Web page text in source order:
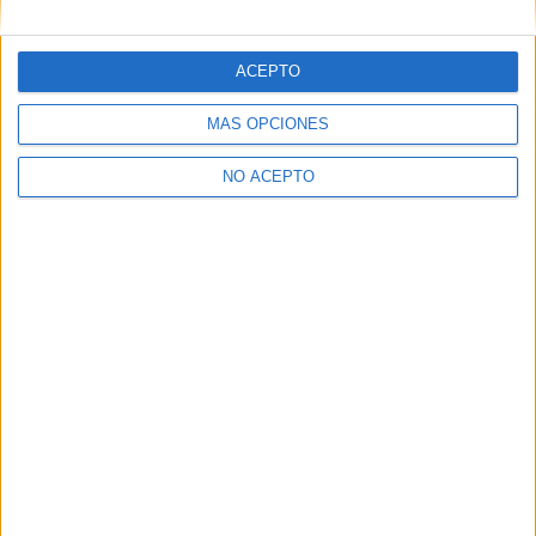
MÁS OPCIONES
NO ACEPTO
ACEPTO